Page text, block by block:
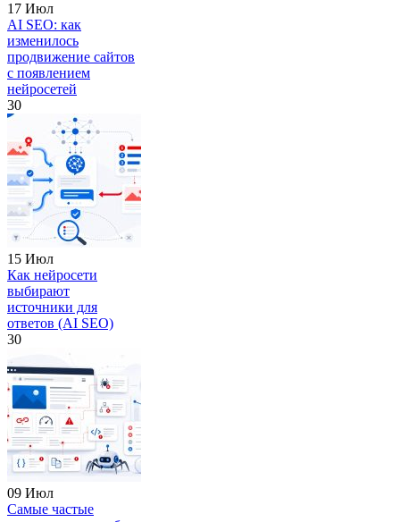
17 Июл
AI SEO: как
изменилось
продвижение сайтов
с появлением
нейросетей
30
15 Июл
Как нейросети
выбирают
источники для
ответов (AI SEO)
30
09 Июл
Самые частые